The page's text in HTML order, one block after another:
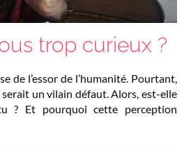
trop curieux ?
de l’essor de l’humanité. Pourtant,
serait un vilain défaut. Alors, est-elle
? Et pourquoi cette perception